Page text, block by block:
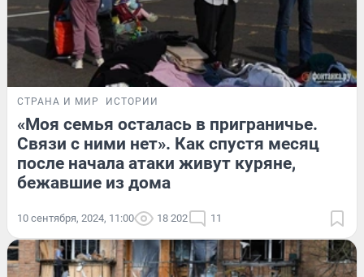
СТРАНА И МИР ИСТОРИИ
«Моя семья осталась в приграничье.
Связи с ними нет». Как спустя месяц
после начала атаки живут куряне,
бежавшие из дома
10 сентября, 2024, 11:00 18 202 11